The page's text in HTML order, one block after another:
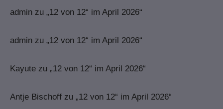
admin zu „12 von 12“ im April 2026“
admin zu „12 von 12“ im April 2026“
Kayute zu „12 von 12“ im April 2026“
Antje Bischoff zu „12 von 12“ im April 2026“